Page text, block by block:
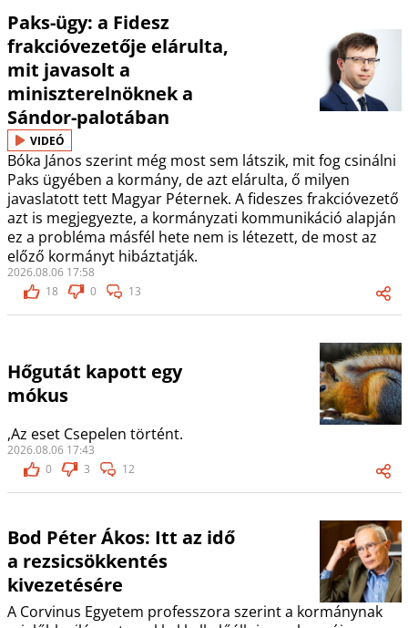
Paks-ügy: a Fidesz
frakcióvezetője elárulta,
mit javasolt a
miniszterelnöknek a
Sándor-palotában
VIDEÓ
Bóka János szerint még most sem látszik, mit fog csinálni
Paks ügyében a kormány, de azt elárulta, ő milyen
javaslatott tett Magyar Péternek. A fideszes frakcióvezető
azt is megjegyezte, a kormányzati kommunikáció alapján
ez a probléma másfél hete nem is létezett, de most az
előző kormányt hibáztatják.
2026.08.06 17:58
18
0 13
Hőgutát kapott egy
mókus
,Az eset Csepelen történt.
2026.08.06 17:43
0
3 12
Bod Péter Ákos: Itt az idő
a rezsicsökkentés
kivezetésére
A Corvinus Egyetem professzora szerint a kormánynak